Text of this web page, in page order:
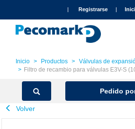
| Registrarse |
Inicio Productos Válvulas de
Filtro de recambio para válvulas E3V-S
Pedido
Volver